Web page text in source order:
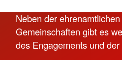
Neben der
Gemeinschaften gibt es
des Engagements und